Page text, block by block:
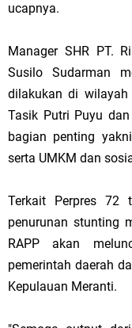
ucapnya.
Manager SHR PT.
Susilo Sudarman
dilakukan di wilayah
Tasik Putri Puyu
bagian penting
serta UMKM dan
Terkait Perpres 72
penurunan stunting
RAPP akan
pemerintah daerah
Kepulauan Meranti.